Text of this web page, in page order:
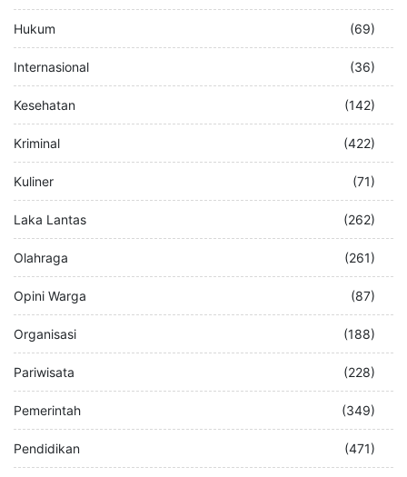
Hukum (69)
Internasional (36)
Kesehatan (142)
Kriminal (422)
Kuliner (71)
Laka Lantas (262)
Olahraga (261)
Opini Warga (87)
Organisasi (188)
Pariwisata (228)
Pemerintah (349)
Pendidikan (471)